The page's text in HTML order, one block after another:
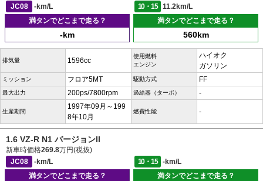
JC08
-km/L 10・15
11.2km/L
満タンでどこまで走る？
-km
満タンでどこまで走る？
560km
排気量 1596cc
使用燃料
エンジン
ハイオク
ガソリン
ミッション フロア5MT 駆動方式 FF
最大出力 200ps/7800rpm 過給器（ターボ） -
生産期間
1997年09月～199
8年10月
燃費性能 -
1.6 VZ-R N1 バージョンII
新車時価格269.8万円(税抜)
JC08
-km/L 10・15
-km/L
満タンでどこまで走る？
満タンでどこまで走る？